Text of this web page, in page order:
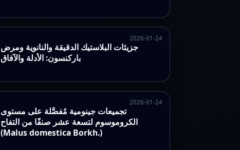
2026-01-24
جزيئات البلاستيك الدقيقة والنانوية ومرض
باركنسون: الأدلة والآفاق
2026-01-24
تجميعات جينومية مُفصَّلة على مستوى
الكروموسوم لتسعة عشر صنفًا من التفاح
(Malus domestica Borkh.)